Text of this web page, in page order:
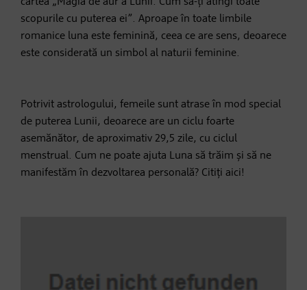
scopurile cu puterea ei”. Aproape în toate limbile
romanice luna este feminină, ceea ce are sens, deoarece
este considerată un simbol al naturii feminine.
Potrivit astrologului, femeile sunt atrase în mod special
de puterea Lunii, deoarece are un ciclu foarte
asemănător, de aproximativ 29,5 zile, cu ciclul
menstrual. Cum ne poate ajuta Luna să trăim și să ne
manifestăm în dezvoltarea personală? Citiți aici!